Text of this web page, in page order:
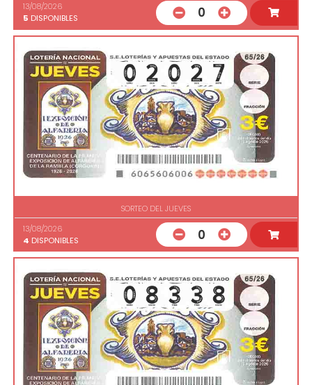
13/08/2026
5 DISPONIBLES 0
SORTEO DEL JUEVES
13/08/2026
4 DISPONIBLES 0